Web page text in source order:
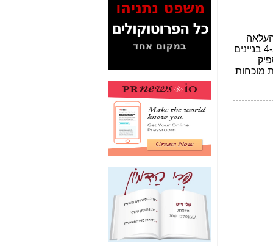
Yes (תיק 4000)
לאיש הלא נכון! -כאן
עובדות ומסמכים
האם ביבי כשר
תקשורת עזר לקב'
בזק? -כאן
מה מקור ה-Fake
News שהביא לתפירת
תיק לביבי והעלמת
החשודים הנכונים -כאן
אחת הרגליים של "תיק
4000 התפור"
התמוטטה היום
בניצחון (כפול) של בזק
-
כאן
איך כתבות מפנקות